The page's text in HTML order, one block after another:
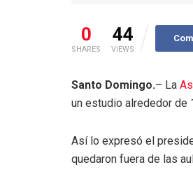
0
SHARES
44
VIEWS
Santo Domingo.– La
un estudio alrededor de
Así lo expresó el
quedaron fuera de las